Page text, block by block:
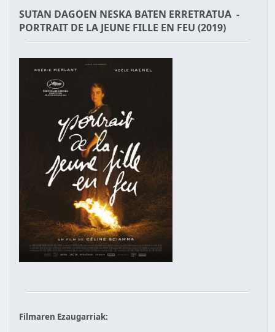
SUTAN DAGOEN NESKA BATEN ERRETRATUA -
PORTRAIT DE LA JEUNE FILLE EN FEU (2019)
Filmaren Ezaugarriak: